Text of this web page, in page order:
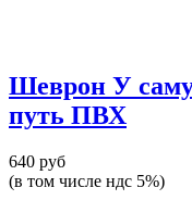
Шеврон У
путь ПВХ
640 руб
(в том числе ндс 5%)